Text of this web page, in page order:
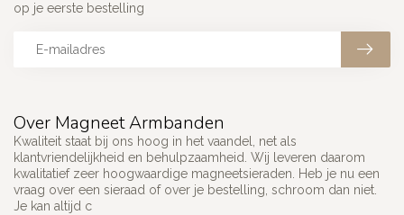
Over Magneet Armbanden
Kwaliteit staat bij ons hoog in het vaandel, net als
klantvriendelijkheid en behulpzaamheid. Wij leveren daarom
kwalitatief zeer hoogwaardige magneetsieraden. Heb je nu een
vraag over een sieraad of over je bestelling, schroom dan niet.
Je kan altijd c
op je eerste bestelling